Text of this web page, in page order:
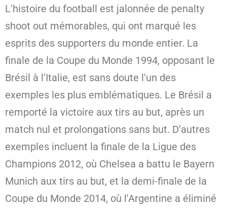
L'histoire du football est jalonnée de penalty
shoot out mémorables, qui ont marqué les
esprits des supporters du monde entier. La
finale de la Coupe du Monde 1994, opposant le
Brésil à l'Italie, est sans doute l'un des
exemples les plus emblématiques. Le Brésil a
remporté la victoire aux tirs au but, après un
match nul et prolongations sans but. D’autres
exemples incluent la finale de la Ligue des
Champions 2012, où Chelsea a battu le Bayern
Munich aux tirs au but, et la demi-finale de la
Coupe du Monde 2014, où l'Argentine a éliminé